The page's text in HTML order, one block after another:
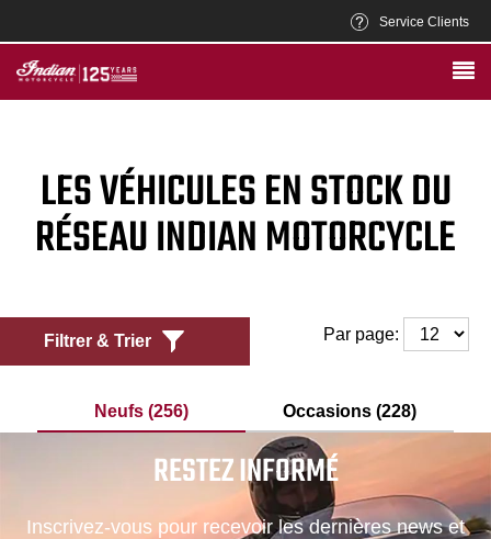
Service Clients
LES VÉHICULES EN STOCK DU
RÉSEAU INDIAN MOTORCYCLE
Filtrer & Trier Par page:
Neufs (256) Occasions (228)
RESTEZ INFORMÉ
Inscrivez-vous pour recevoir les dernières news et